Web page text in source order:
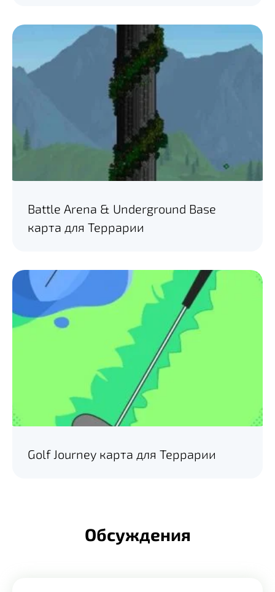
Battle Arena & Underground Base
карта для Террарии
Golf Journey карта для Террарии
Обсуждения